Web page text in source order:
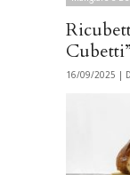
Cubetti”
16/09/2025 |